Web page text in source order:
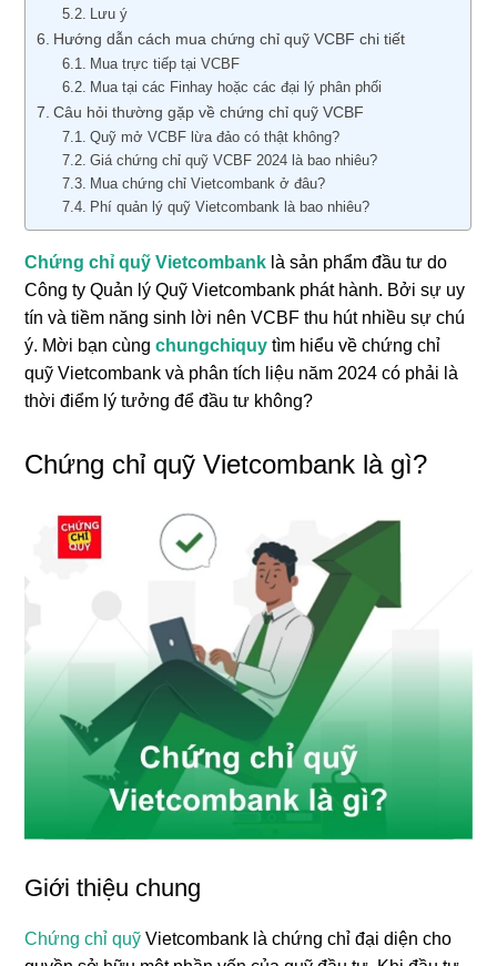
Lưu ý
Hướng dẫn cách mua chứng chỉ quỹ VCBF chi tiết
Mua trực tiếp tại VCBF
Mua tại các Finhay hoặc các đại lý phân phối
Câu hỏi thường gặp về chứng chỉ quỹ VCBF
Quỹ mở VCBF lừa đảo có thật không?
Giá chứng chỉ quỹ VCBF 2024 là bao nhiêu?
Mua chứng chỉ Vietcombank ở đâu?
Phí quản lý quỹ Vietcombank là bao nhiêu?
Chứng chỉ quỹ Vietcombank là sản phẩm đầu tư do
Công ty Quản lý Quỹ Vietcombank phát hành. Bởi sự uy
tín và tiềm năng sinh lời nên VCBF thu hút nhiều sự chú
ý. Mời bạn cùngchungchiquy tìm hiểu về chứng chỉ
quỹ Vietcombank và phân tích liệu năm 2024 có phải là
thời điểm lý tưởng để đầu tư không?
Chứng chỉ quỹ Vietcombank là gì?
Giới thiệu chung
Chứng chỉ quỹ Vietcombank là chứng chỉ đại diện cho